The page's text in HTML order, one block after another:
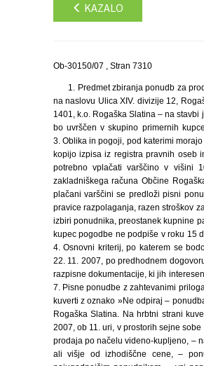
KAZALO
Ob-30150/07 , Stran 7310
1. Predmet zbiranja ponudb za
na naslovu Ulica XIV. divizije 12,
1401, k.o. Rogaška Slatina – na
bo uvrščen v skupino primernih
3. Oblika in pogoji, pod katerimi
kopijo izpisa iz registra pravnih oseb
potrebno vplačati varščino v višini
zakladniškega računa Občine
plačani varščini se predloži pisni
pravice razpolaganja, razen stroškov
izbiri ponudnika, preostanek kupnine
kupec pogodbe ne podpiše v roku 15
4. Osnovni kriterij, po katerem se
22. 11. 2007, po predhodnem
razpisne dokumentacije, ki jih
7. Pisne ponudbe z zahtevanimi
kuverti z oznako »Ne odpiraj –
Rogaška Slatina. Na hrbtni strani
2007, ob 11. uri, v prostorih sejne
prodaja po načelu videno-kupljeno, –
ali višje od izhodiščne cene, –